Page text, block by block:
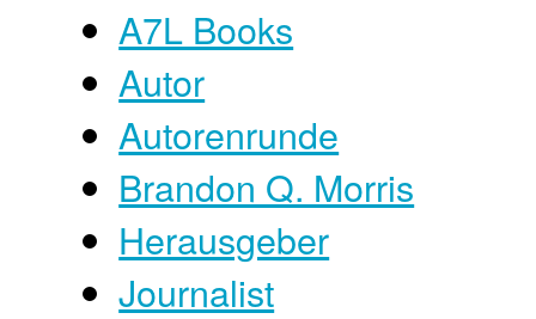
A7L Books
Autor
Autorenrunde
Brandon Q. Morris
Herausgeber
Journalist